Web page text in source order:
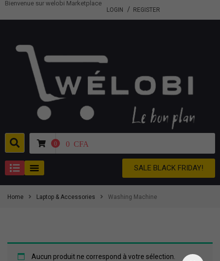
Bienvenue sur welobi Marketplace
LOGIN REGISTER
0 0 CFA
SALE BLACK FRIDAY!
Home Laptop & Accessories Washing Machine
Aucun produit ne correspond à votre sélection.